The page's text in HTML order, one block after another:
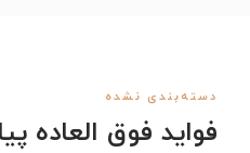
دسته‌بندی نشده
فواید فوق العاده